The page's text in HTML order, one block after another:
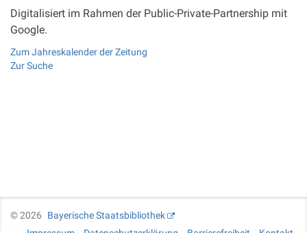
Digitalisiert im Rahmen der Public-Private-Partnership mit
Google.
Zum Jahreskalender der Zeitung
Zur Suche
©2026
Bayerische Staatsbibliothek